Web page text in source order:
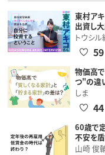
東村ア
出資し
トウシ
59
物価高で
つ"の違
しま
44
60歳で
不安を
山崎 俊